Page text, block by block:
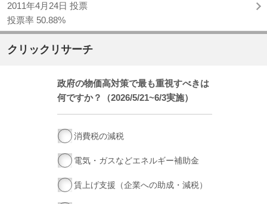
2011年4月24日 投票
投票率 50.88%
クリックリサーチ
政府の物価高対策で最も重視すべきは
何ですか？（2026/5/21~6/3実施）
消費税の減税
電気・ガスなどエネルギー補助金
賃上げ支援（企業への助成・減税）